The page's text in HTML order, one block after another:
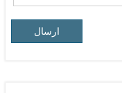
ارسال